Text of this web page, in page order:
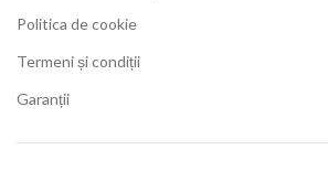
Politica de cookie
Termeni și condiții
Garanții